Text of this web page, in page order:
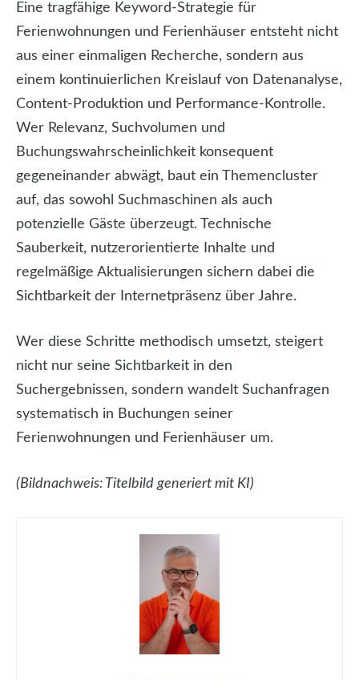
Eine tragfähige Keyword-Strategie für
Ferienwohnungen und Ferienhäuser entsteht nicht
aus einer einmaligen Recherche, sondern aus
einem kontinuierlichen Kreislauf von Datenanalyse,
Content-Produktion und Performance-Kontrolle.
Wer Relevanz, Suchvolumen und
Buchungswahrscheinlichkeit konsequent
gegeneinander abwägt, baut ein Themencluster
auf, das sowohl Suchmaschinen als auch
potenzielle Gäste überzeugt. Technische
Sauberkeit, nutzerorientierte Inhalte und
regelmäßige Aktualisierungen sichern dabei die
Sichtbarkeit der Internetpräsenz über Jahre.
Wer diese Schritte methodisch umsetzt, steigert
nicht nur seine Sichtbarkeit in den
Suchergebnissen, sondern wandelt Suchanfragen
systematisch in Buchungen seiner
Ferienwohnungen und Ferienhäuser um.
(Bildnachweis: Titelbild generiert mit KI)